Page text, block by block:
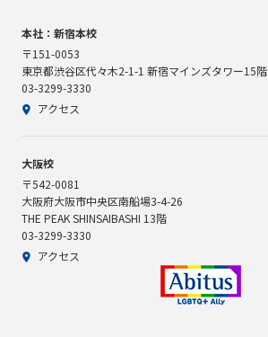
本社：新宿本校
〒151-0053
東京都渋谷区代々木2-1-1 新宿マインズタワー15階
03-3299-3330
アクセス
大阪校
〒542-0081
大阪府大阪市中央区南船場3-4-26
THE PEAK SHINSAIBASHI 13階
03-3299-3330
アクセス